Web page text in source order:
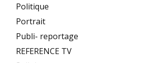
Politique
Portrait
Publi- reportage
REFERENCE TV